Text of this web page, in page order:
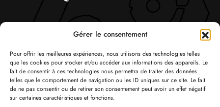
Gérer le consentement
Pour offrir les meilleures expériences, nous utilisons des technologies telles
que les cookies pour stocker et/ou accéder aux informations des appareils. Le
fait de consentir à ces technologies nous permettra de traiter des données
telles que le comportement de navigation ou les ID uniques sur ce site. Le fait
de ne pas consentir ou de retirer son consentement peut avoir un effet négatif
sur certaines caractéristiques et fonctions.
Suivez-nous